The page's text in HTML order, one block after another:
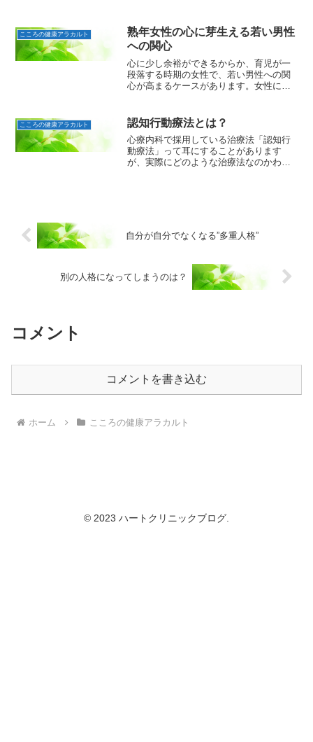
こころの健康アラカルト
熟年女性の心に芽生える若い男性
への関心
心に少し余裕ができるからか、育児が一
段落する時期の女性で、若い男性への関
心が高まるケースがあります。女性にも
されており、自分の欲求を自覚した時に
混乱しがち。率直な感情に...
こころの健康アラカルト 認知行動療法とは？
心療内科で採用している治療法「認知行
動療法」って耳にすることがあります
が、実際にどのような治療法なのかわか
自分が自分でなくなる”多重人格”
別の人格になってしまうのは？
コメント
コメントを書き込む
ホーム こころの健康アラカルト
© 2023 ハートクリニックブログ.